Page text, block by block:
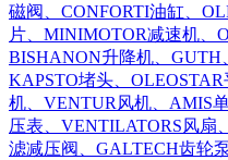
磁阀、CONFORTI油缸、
片、MINIMOTOR减速机、
BISHANON升降机、GUTH
KAPSTO堵头、
机、VENTUR风机、AMIS
压表、VENTILATORS风扇
滤减压阀、GALTECH齿轮